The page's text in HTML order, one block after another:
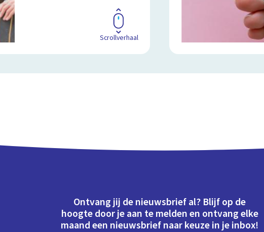
Scrollverhaal
Ontvang jij de nieuwsbrief al? Blijf op de
hoogte door je aan te melden en ontvang elke
maand een nieuwsbrief naar keuze in je inbox!